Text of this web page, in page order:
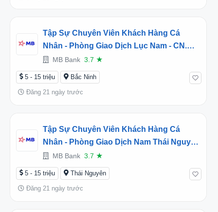
Tập Sự Chuyên Viên Khách Hàng Cá
Nhân - Phòng Giao Dịch Lục Nam - CN.
Bắc Giang - Phường Bắc Giang, Bắc Ninh
(2026TD452033)
MB Bank 3.7 ★
5 - 15 triệu Bắc Ninh
Đăng 21 ngày trước
Tập Sự Chuyên Viên Khách Hàng Cá
Nhân - Phòng Giao Dịch Nam Thái Nguyên
- CN. Thái Nguyên - Phường Phan Đình
Phùng, Thái Nguyên (2026TD451321)
MB Bank 3.7 ★
5 - 15 triệu Thái Nguyên
Đăng 21 ngày trước